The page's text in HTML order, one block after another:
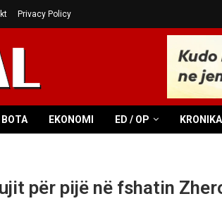
Privacy Policy
BOTA EKONOMI ED / OP KRONIKA
për pijë në fshatin